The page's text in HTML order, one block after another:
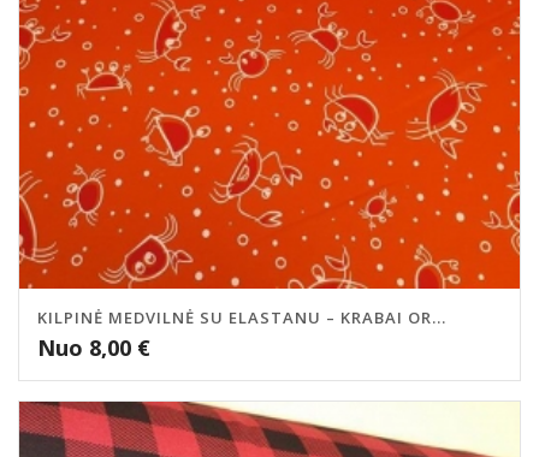
KILPINĖ MEDVILNĖ SU ELASTANU – KRABAI OR...
Nuo 8,00 €